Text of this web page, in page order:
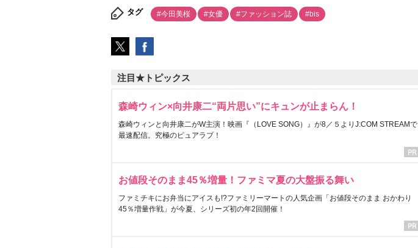
タグ #今田美桜 #女優 #ファッション誌 #bis
注目★トピックス
森崎ウィン×向井康二“両片思い”にキュンが止まらん！
森崎ウィンと向井康二がW主演！映画『（LOVE SONG）』が8／５よりJ:COM STREAMで
最速配信。究極のピュアラブ！
お値段そのまま45％増量！ファミマ夏の大盤振る舞い
ファミチキにお弁当にアイスも!?ファミリーマートの人気企画「お値段そのまま おかわり
45％増量作戦」が今夏、シリーズ初の年2回開催！